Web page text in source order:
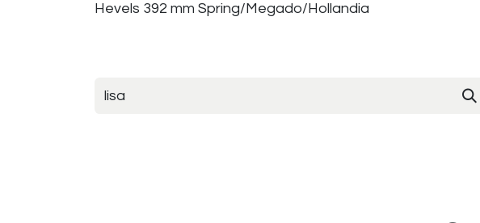
Hevels 392 mm Spring/Megado/Hollandia